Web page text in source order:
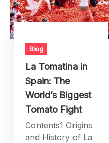
Blog
La Tomatina in
Spain: The
World’s Biggest
Tomato Fight
Contents1 Origins
and History of La